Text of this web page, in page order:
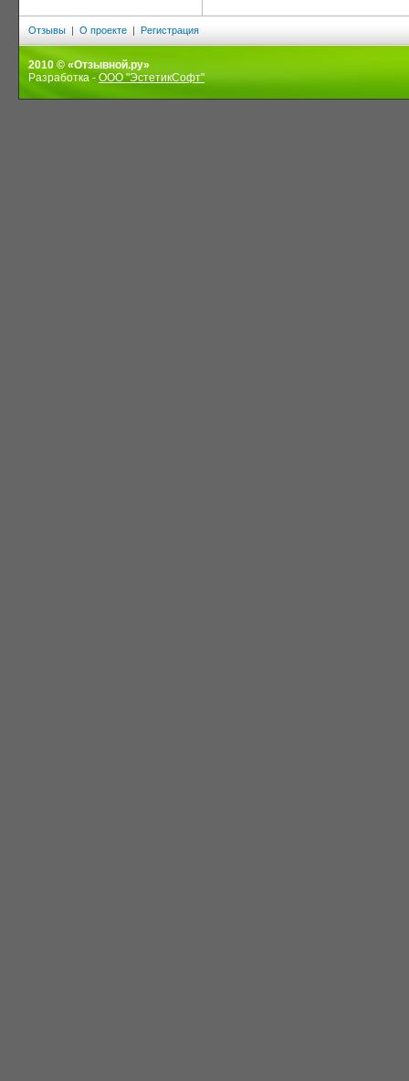
Отзывы | О проекте | Регистрация
2010 © «Отзывной.ру»
Разработка - ООО "ЭстетикСофт"